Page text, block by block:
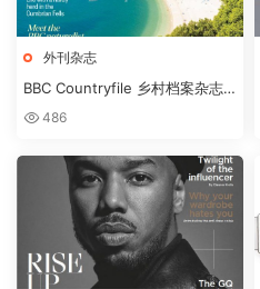
外刊杂志
BBC Countryfile 乡村档案杂志
MARCH2018
486